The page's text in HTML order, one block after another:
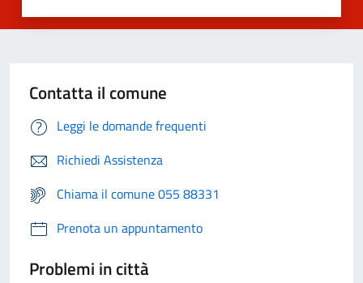
Contatta il comune
Leggi le domande frequenti
Richiedi Assistenza
Chiama il comune 055 88331
Prenota un appuntamento
Problemi in città